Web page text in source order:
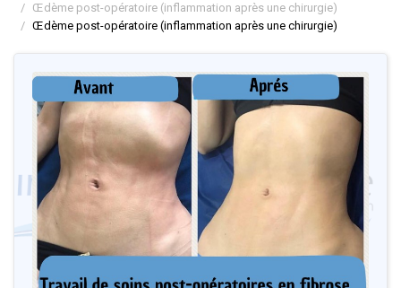
Œdème post-opératoire (inflammation après une chirurgie)
Œdème post-opératoire (inflammation après une chirurgie)